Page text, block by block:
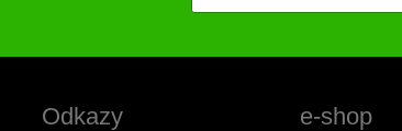
Odkazy e-shop